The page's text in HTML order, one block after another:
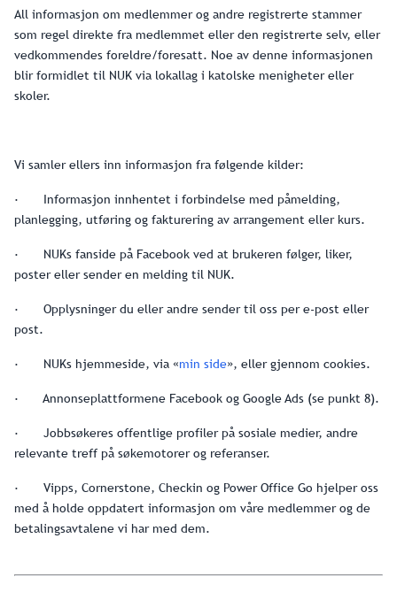
All informasjon om medlemmer og andre registrerte stammer
som regel direkte fra medlemmet eller den registrerte selv, eller
vedkommendes foreldre/foresatt. Noe av denne informasjonen
blir formidlet til NUK via lokallag i katolske menigheter eller
skoler.
Vi samler ellers inn informasjon fra følgende kilder:
· Informasjon innhentet i forbindelse med påmelding,
planlegging, utføring og fakturering av arrangement eller kurs.
· NUKs fanside på Facebook ved at brukeren følger, liker,
poster eller sender en melding til NUK.
· Opplysninger du eller andre sender til oss per e-post eller
post.
· NUKs hjemmeside, via «min side», eller gjennom cookies.
· Annonseplattformene Facebook og Google Ads (se punkt 8).
· Jobbsøkeres offentlige profiler på sosiale medier, andre
relevante treff på søkemotorer og referanser.
· Vipps, Cornerstone, Checkin og Power Office Go hjelper oss
med å holde oppdatert informasjon om våre medlemmer og de
betalingsavtalene vi har med dem.